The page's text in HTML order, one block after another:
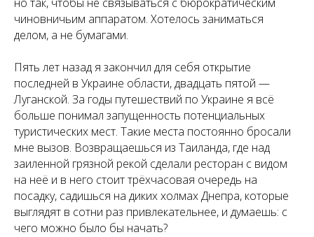
чиновничьим аппаратом. Хотелось заниматься
делом, а не бумагами.
Пять лет назад я закончил для себя открытие
последней в Украине области, двадцать пятой —
Луганской. За годы путешествий по Украине я всё
больше понимал запущенность потенциальных
туристических мест. Такие места постоянно бросали
мне вызов. Возвращаешься из Таиланда, где над
заиленной грязной рекой сделали ресторан с видом
на неё и в него стоит трёхчасовая очередь на
посадку, садишься на диких холмах Днепра, которые
выглядят в сотни раз привлекательнее, и думаешь: с
чего можно было бы начать?